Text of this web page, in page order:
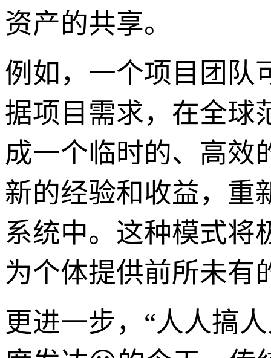
资产的共享。
例如，一个项目团队
据项目需求，在全球
成一个临时的、高效
新的经验和收益，重
系统中。这种模式将
为个体提供前所未有
更进一步，“人人搞